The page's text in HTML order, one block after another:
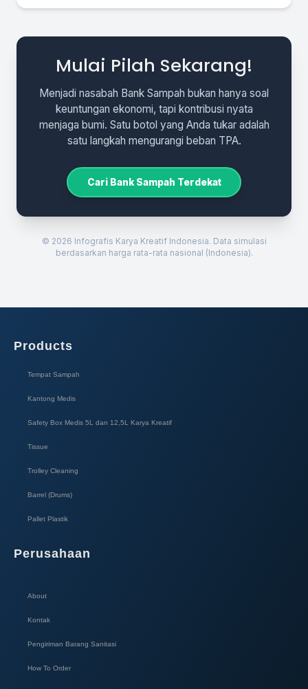
Mulai Pilah Sekarang!
Menjadi nasabah Bank Sampah bukan hanya soal
keuntungan ekonomi, tapi kontribusi nyata
menjaga bumi. Satu botol yang Anda tukar adalah
satu langkah mengurangi beban TPA.
Cari Bank Sampah Terdekat
© 2026 Infografis Karya Kreatif Indonesia. Data simulasi
berdasarkan harga rata-rata nasional (Indonesia).
Products
Tempat Sampah
Kantong Medis
Safety Box Medis 5L dan 12,5L Karya Kreatif​
Tissue
Trolley Cleaning
Barrel (Drums)
Pallet Plastik
Perusahaan
About
Kontak
Pengiriman Barang Sanitasi
How To Order